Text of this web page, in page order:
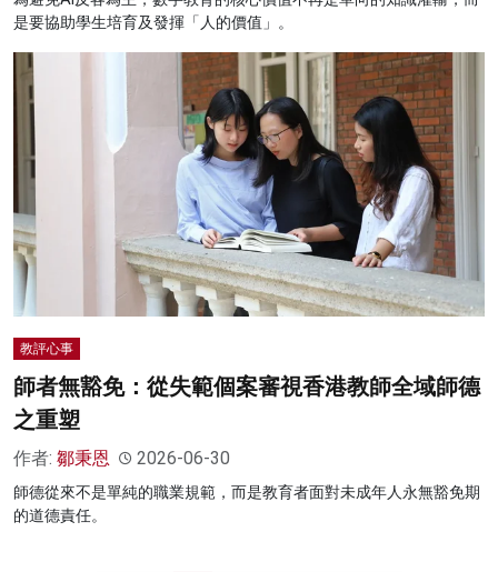
是要協助學生培育及發揮「人的價值」。
教評心事
師者無豁免：從失範個案審視香港教師全域師德
之重塑
作者: 鄒秉恩 2026-06-30
師德從來不是單純的職業規範，而是教育者面對未成年人永無豁免期
的道德責任。